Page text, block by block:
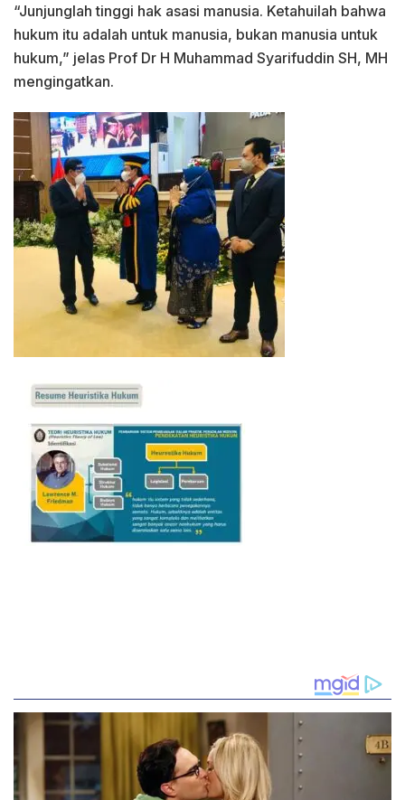
“Junjunglah tinggi hak asasi manusia. Ketahuilah bahwa
hukum itu adalah untuk manusia, bukan manusia untuk
hukum,” jelas Prof Dr H Muhammad Syarifuddin SH, MH
mengingatkan.